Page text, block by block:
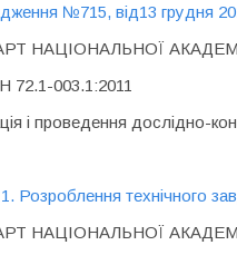
№715, від13 грудня
НАЦІОНАЛЬНОЇ
003.1:2011
і проведення дослідно-
Розроблення технічного
НАЦІОНАЛЬНОЇ